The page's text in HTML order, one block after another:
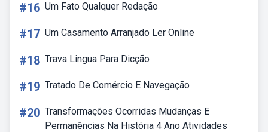
#16 Um Fato Qualquer Redação
#17 Um Casamento Arranjado Ler Online
#18 Trava Lingua Para Dicção
#19 Tratado De Comércio E Navegação
#20 Transformações Ocorridas Mudanças E
Permanências Na História 4 Ano Atividades